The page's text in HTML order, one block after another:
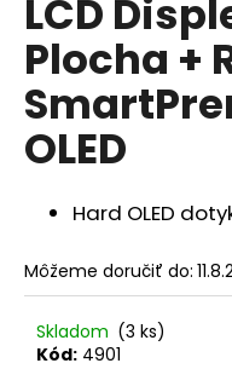
5
hviezdičiek.
LCD
Plocha +
OLED
Hard OLED
Môžeme doručiť do:
Skladom (3 ks)
Kód: 4901
O
d
p
č
a
m
e